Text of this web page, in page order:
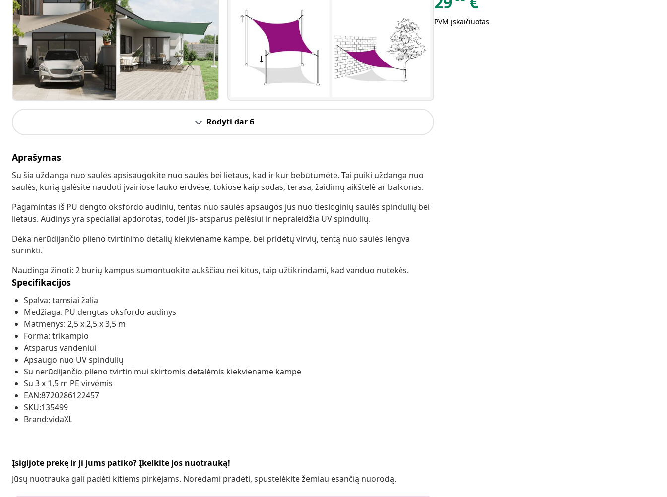
Rodyti dar 6
Aprašymas
Su šia uždanga nuo saulės apsisaugokite nuo saulės bei lietaus, kad ir kur bebūtumėte. Tai puiki uždanga nuo
saulės, kurią galėsite naudoti įvairiose lauko erdvėse, tokiose kaip sodas, terasa, žaidimų aikštelė ar balkonas.
Pagamintas iš PU dengto oksfordo audiniu, tentas nuo saulės apsaugos jus nuo tiesioginių saulės spindulių bei
lietaus. Audinys yra specialiai apdorotas, todėl jis- atsparus pelėsiui ir nepraleidžia UV spindulių.
Dėka nerūdijančio plieno tvirtinimo detalių kiekviename kampe, bei pridėtų virvių, tentą nuo saulės lengva
surinkti.
Naudinga žinoti: 2 burių kampus sumontuokite aukščiau nei kitus, taip užtikrindami, kad vanduo nutekės.
Specifikacijos
Spalva: tamsiai žalia
Medžiaga: PU dengtas oksfordo audinys
Matmenys: 2,5 x 2,5 x 3,5 m
Forma: trikampio
Atsparus vandeniui
Apsaugo nuo UV spindulių
Su nerūdijančio plieno tvirtinimui skirtomis detalėmis kiekviename kampe
Su 3 x 1,5 m PE virvėmis
EAN:8720286122457
SKU:135499
Brand:vidaXL
Įsigijote prekę ir ji jums patiko? Įkelkite jos nuotrauką!
Jūsų nuotrauka gali padėti kitiems pirkėjams. Norėdami pradėti, spustelėkite žemiau esančią nuorodą.
oranžinė
Geltona
PVM įskaičiuotas